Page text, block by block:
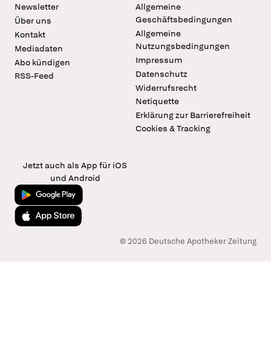
Newsletter
Über uns
Kontakt
Mediadaten
Abo kündigen
RSS-Feed
Allgemeine
Geschäftsbedingungen
Allgemeine
Nutzungsbedingungen
Impressum
Datenschutz
Widerrufsrecht
Netiquette
Erklärung zur Barrierefreiheit
Cookies & Tracking
Jetzt auch als App für iOS
und Android
Jetzt bei Google Play
Laden im App Store
© 2026 Deutsche Apotheker Zeitung